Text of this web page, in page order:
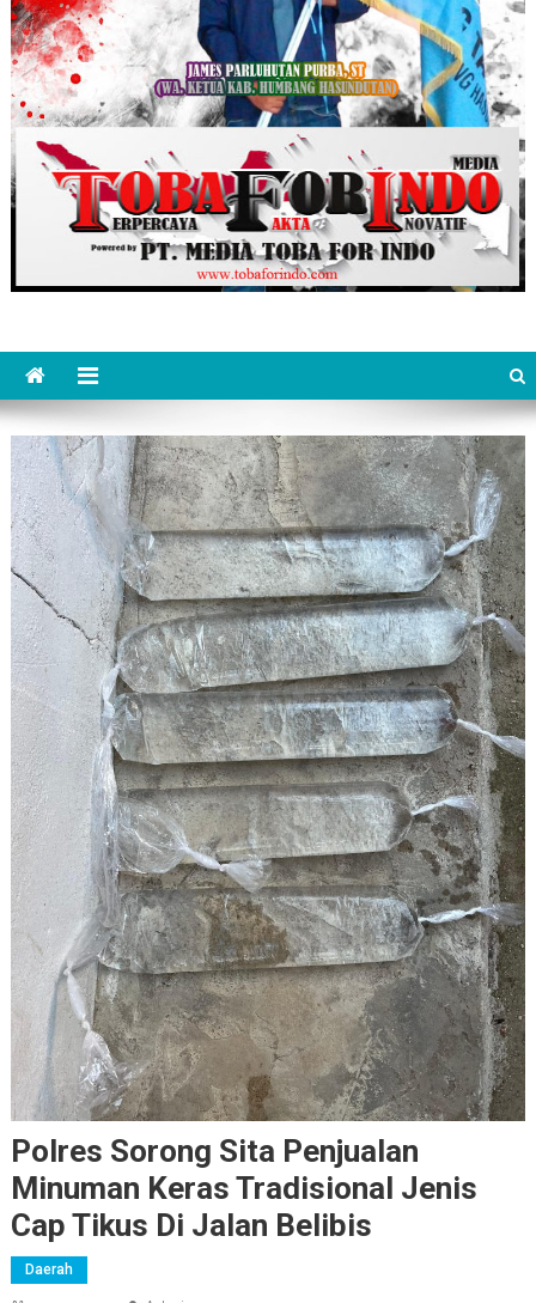
Polres Sorong Sita Penjualan
Minuman Keras Tradisional Jenis
Cap Tikus Di Jalan Belibis
Daerah